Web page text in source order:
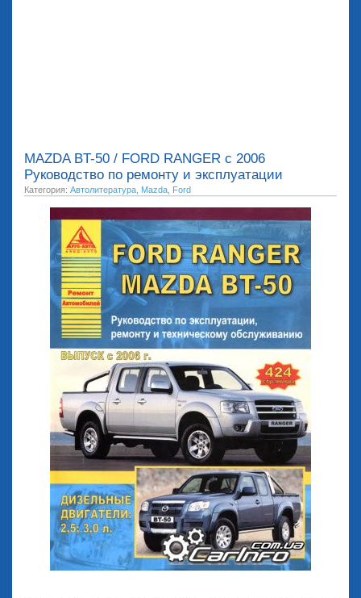
MAZDA BT-50 / FORD RANGER с 2006
Руководство по ремонту и эксплуатации
Категория: Автолитература Mazda Ford